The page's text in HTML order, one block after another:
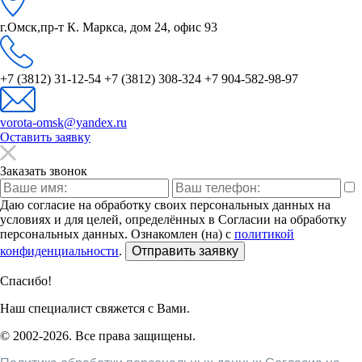
г.Омск,пр-т К. Маркса, дом 24, офис 93
+7 (3812) 31-12-54 +7 (3812) 308-324 +7 904-582-98-97
vorota-omsk@yandex.ru
Оставить заявку
Заказать звонок
Даю согласие на обработку своих персональных данных на
условиях и для целей, определённых в Согласии на обработку
персональных данных. Ознакомлен (на) с политикой
конфиденциальности.
Спасибо!
Наш специалист свяжется с Вами.
© 2002-2026. Все права защищены.